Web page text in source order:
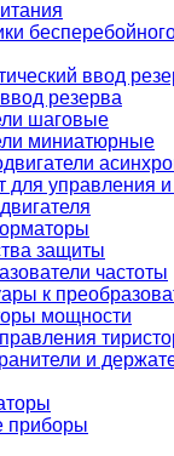
ввод
резерва
шаговые
миниатюрные
для управления
защиты
частоты
к
мощности
и
приборы